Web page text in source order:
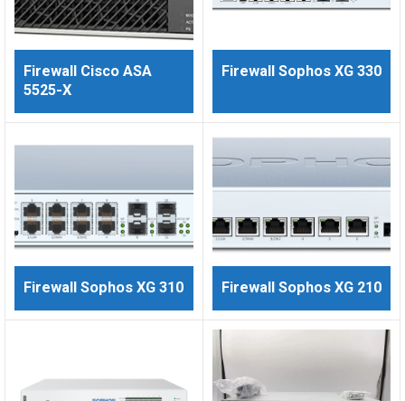
Firewall Cisco ASA
5525-X
Firewall Sophos XG 330
Firewall Sophos XG 310 Firewall Sophos XG 210